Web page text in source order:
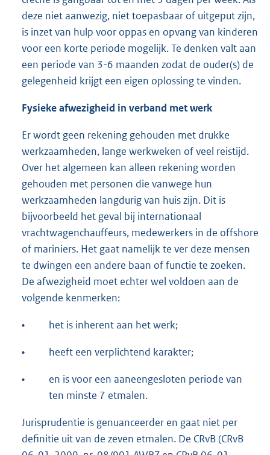
deze niet aanwezig, niet toepasbaar of uitgeput zijn,
is inzet van hulp voor oppas en opvang van kinderen
voor een korte periode mogelijk. Te denken valt aan
een periode van 3-6 maanden zodat de ouder(s) de
gelegenheid krijgt een eigen oplossing te vinden.
Fysieke afwezigheid in verband met werk
Er wordt geen rekening gehouden met drukke
werkzaamheden, lange werkweken of veel reistijd.
Over het algemeen kan alleen rekening worden
gehouden met personen die vanwege hun
werkzaamheden langdurig van huis zijn. Dit is
bijvoorbeeld het geval bij internationaal
vrachtwagenchauffeurs, medewerkers in de offshore
of mariniers. Het gaat namelijk te ver deze mensen
te dwingen een andere baan of functie te zoeken.
De afwezigheid moet echter wel voldoen aan de
volgende kenmerken:
• het is inherent aan het werk;
• heeft een verplichtend karakter;
•
en is voor een aaneengesloten periode van
ten minste 7 etmalen.
Jurisprudentie is genuanceerder en gaat niet per
definitie uit van de zeven etmalen. De CRvB (CRvB